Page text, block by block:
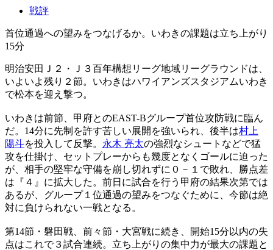
戦評
首位通過への望みをつなげるか。いわきの課題は立ち上がり
15分
明治安田Ｊ２・Ｊ３百年構想リーグ地域リーグラウンドは、
いよいよ残り２節。いわきはハワイアンズスタジアムいわき
で松本を迎え撃つ。
いわきは前節、甲府とのEAST-Bグループ首位攻防戦に臨ん
だ。14分に先制を許す苦しい展開を強いられ、後半は村上
陽斗を投入して反撃。 永木 亮太の強烈なシュートなどで猛
攻を仕掛け、セットプレーからも幾度となくゴールに迫った
が、相手の堅牢な守備を崩し切れずに０－１で敗れ、勝点差
は『４』に拡大した。前日に試合を行う甲府の結果次第では
あるが、グループ１位通過の望みをつなぐために、今節は絶
対に負けられない一戦となる。
第14節・磐田戦、前々節・大宮戦に続き、開始15分以内の失
点はこれで３試合連続。立ち上がりの集中力が最大の課題と